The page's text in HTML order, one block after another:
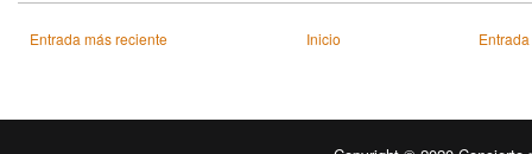
Entrada más reciente Inicio